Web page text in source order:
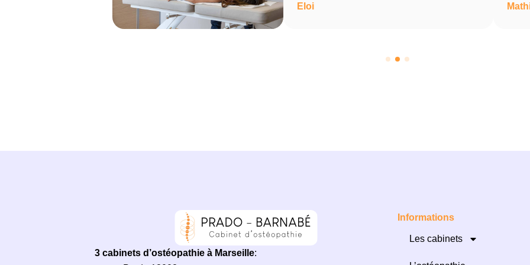
Eloi
3 cabinets d’ostéopathie à Marseille:
Informations
Les cabinets